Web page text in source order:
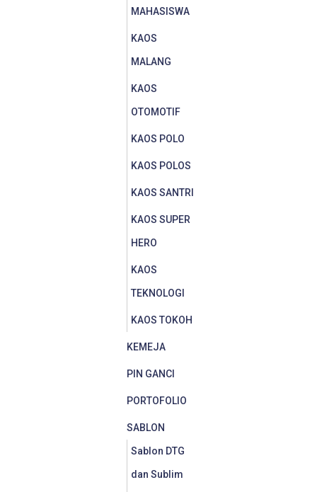
MAHASISWA
KAOS
MALANG
KAOS
OTOMOTIF
KAOS POLO
KAOS POLOS
KAOS SANTRI
KAOS SUPER
HERO
KAOS
TEKNOLOGI
KAOS TOKOH
KEMEJA
PIN GANCI
PORTOFOLIO
SABLON
Sablon DTG
dan Sublim